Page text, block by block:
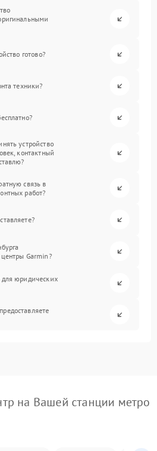
готово?
техники?
устройство
контактный
связь в
работ?
Garmin?
юридических
на Вашей станции метро